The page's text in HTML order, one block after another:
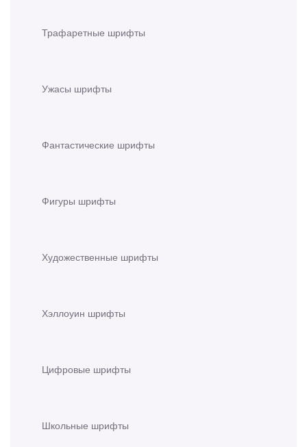
Трафаретные шрифты
Ужасы шрифты
Фантастические шрифты
Фигуры шрифты
Художественные шрифты
Хэллоуин шрифты
Цифровые шрифты
Школьные шрифты